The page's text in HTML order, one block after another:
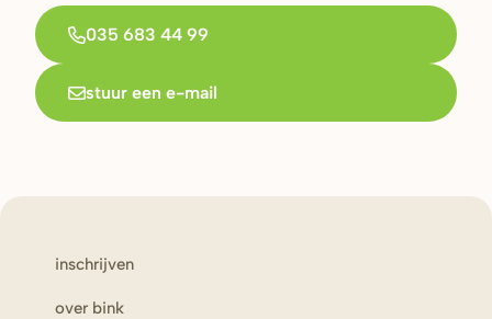
035 683 44 99
stuur een e-mail
inschrijven
over bink